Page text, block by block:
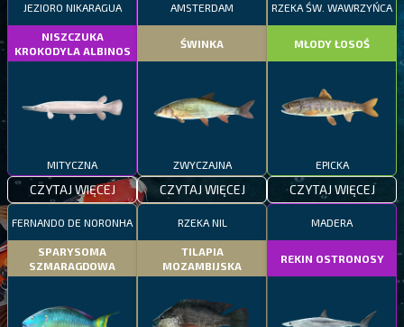
JEZIORO NIKARAGUA
NISZCZUKA
KROKODYLA ALBINOS
MITYCZNA
CZYTAJ WIĘCEJ
AMSTERDAM
ŚWINKA
ZWYCZAJNA
CZYTAJ WIĘCEJ
RZEKA ŚW. WAWRZYŃCA
MŁODY ŁOSOŚ
EPICKA
CZYTAJ WIĘCEJ
FERNANDO DE NORONHA
SPARYSOMA
SZMARAGDOWA
RZEKA NIL
TILAPIA
MOZAMBIJSKA
MADERA
REKIN OSTRONOSY